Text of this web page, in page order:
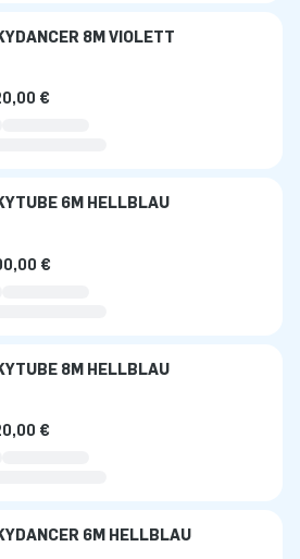
8M VIOLETT
€
6M HELLBLAU
€
8M HELLBLAU
€
6M HELLBLAU